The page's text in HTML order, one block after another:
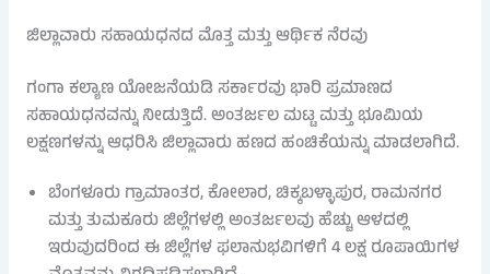
ಜಿಲ್ಲಾವಾರು ಸಹಾಯಧನದ ಮೊತ್ತ ಮತ್ತು ಆರ್ಥಿಕ ನೆರವು
ಗಂಗಾ ಕಲ್ಯಾಣ ಯೋಜನೆಯಡಿ ಸರ್ಕಾರವು ಭಾರಿ ಪ್ರಮಾಣದ
ಸಹಾಯಧನವನ್ನು ನೀಡುತ್ತಿದೆ. ಅಂತರ್ಜಲ ಮಟ್ಟ ಮತ್ತು ಭೂಮಿಯ
ಲಕ್ಷಣಗಳನ್ನು ಆಧರಿಸಿ ಜಿಲ್ಲಾವಾರು ಹಣದ ಹಂಚಿಕೆಯನ್ನು ಮಾಡಲಾಗಿದೆ.
ಬೆಂಗಳೂರು ಗ್ರಾಮಾಂತರ, ಕೋಲಾರ, ಚಿಕ್ಕಬಳ್ಳಾಪುರ, ರಾಮನಗರ
ಮತ್ತು ತುಮಕೂರು ಜಿಲ್ಲೆಗಳಲ್ಲಿ ಅಂತರ್ಜಲವು ಹೆಚ್ಚು ಆಳದಲ್ಲಿ
ಇರುವುದರಿಂದ ಈ ಜಿಲ್ಲೆಗಳ ಫಲಾನುಭವಿಗಳಿಗೆ 4 ಲಕ್ಷ ರೂಪಾಯಿಗಳ